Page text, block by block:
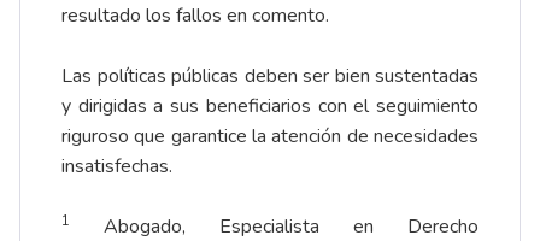
resultado los fallos en comento.
Las políticas públicas deben ser bien sustentadas
y dirigidas a sus beneficiarios con el seguimiento
riguroso que garantice la atención de necesidades
insatisfechas.
1
Abogado, Especialista en Derecho